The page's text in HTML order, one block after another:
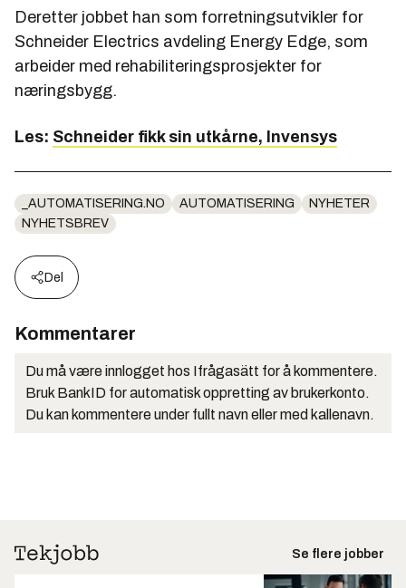
Deretter jobbet han som forretningsutvikler for
Schneider Electrics avdeling Energy Edge, som
arbeider med rehabiliteringsprosjekter for
næringsbygg.
Les: Schneider fikk sin utkårne, Invensys
_AUTOMATISERING.NO AUTOMATISERING
NYHETER
NYHETSBREV
Del
Kommentarer
Du må være innlogget hos Ifrågasätt for å kommentere.
Bruk BankID for automatisk oppretting av brukerkonto.
Du kan kommentere under fullt navn eller med kallenavn.
Se flere jobber